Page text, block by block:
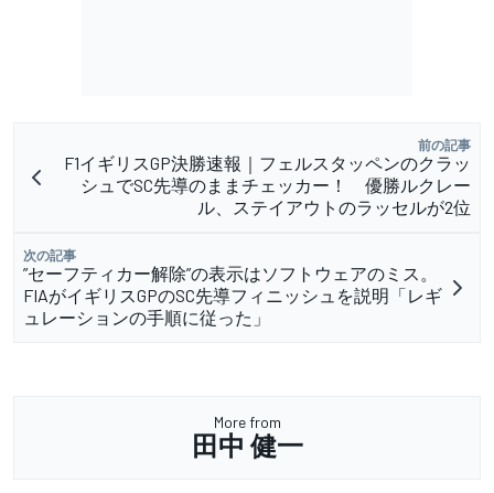
前の記事
F1イギリスGP決勝速報｜フェルスタッペンのクラッ
シュでSC先導のままチェッカー！ 優勝ルクレー
ル、ステイアウトのラッセルが2位
次の記事
”セーフティカー解除”の表示はソフトウェアのミス。
FIAがイギリスGPのSC先導フィニッシュを説明「レギ
ュレーションの手順に従った」
More from
田中 健一